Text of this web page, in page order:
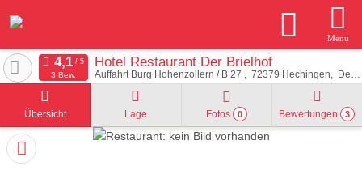
Menu
Hotel Restaurant Der Brielhof
Auffahrt Burg Hohenzollern / B 27 72379 Hechingen Deutschland
3 Bew.
Übersicht Lage Fotos 0 Bewertungen 3